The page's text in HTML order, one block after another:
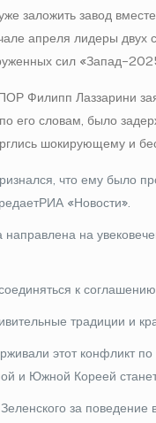
заложить завод
апреля лидеры двух
сил «Запад-
Филипп Лаззарини
его словам, было
шокирующему и
что ему было
РИА «Новости».
на
к
традиции и
этот конфликт
и Южной Кореей
за